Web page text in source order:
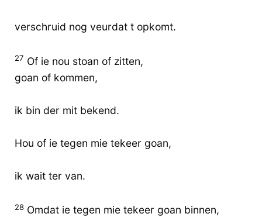
verschruid nog veurdat t opkomt.
27 Of ie nou stoan of zitten,
goan of kommen,
ik bin der mit bekend.
Hou of ie tegen mie tekeer goan,
ik wait ter van.
28 Omdat ie tegen mie tekeer goan binnen,